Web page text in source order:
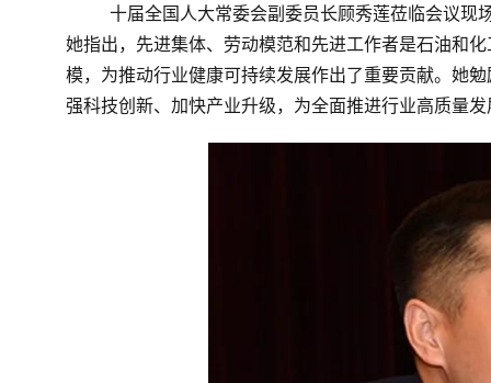
十届全国人大常委会副委员长顾秀莲莅临会议现
她指出，先进集体、劳动模范和先进工作者是石油和
模，为推动行业健康可持续发展作出了重要贡献。她
强科技创新、加快产业升级，为全面推进行业高质量